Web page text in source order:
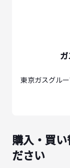
東京ガスグル
購入・買
ださい